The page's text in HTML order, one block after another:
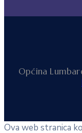
Općina
Ova web stranica